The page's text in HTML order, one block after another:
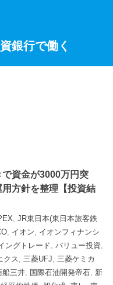
銀行で働く
資金が3000万円突
方針を整理【投資結
, JR東日本(東日本旅客鉄
, イオン, イオンフィナンシ
ングトレード, バリュー投資,
クス, 三菱UFJ, 三菱ケミカ
船三井, 国際石油開発帝石, 新